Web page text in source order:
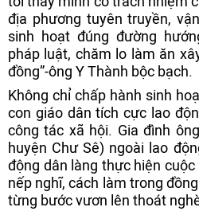
địa phương tuyên truyền,
sinh hoạt đúng đường
pháp luật, chăm lo làm ăn
đồng”-ông Y Thành bộc bạch.
Không chỉ chấp hành sinh
con giáo dân tích cực lao
công tác xã hội. Gia đình
huyện Chư Sê) ngoài lao
động dân làng thực hiện
nếp nghĩ, cách làm trong
từng bước vươn lên thoát